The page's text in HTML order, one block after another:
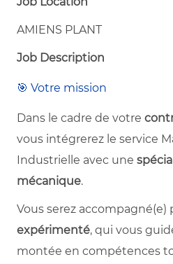
AMIENS PLANT
Job Description
🎯 Votre mission
Dans le cadre de votre
vous intégrerez le service
Industrielle avec une
mécanique.
Vous serez accompagné(e)
expérimenté, qui vous
montée en compétences